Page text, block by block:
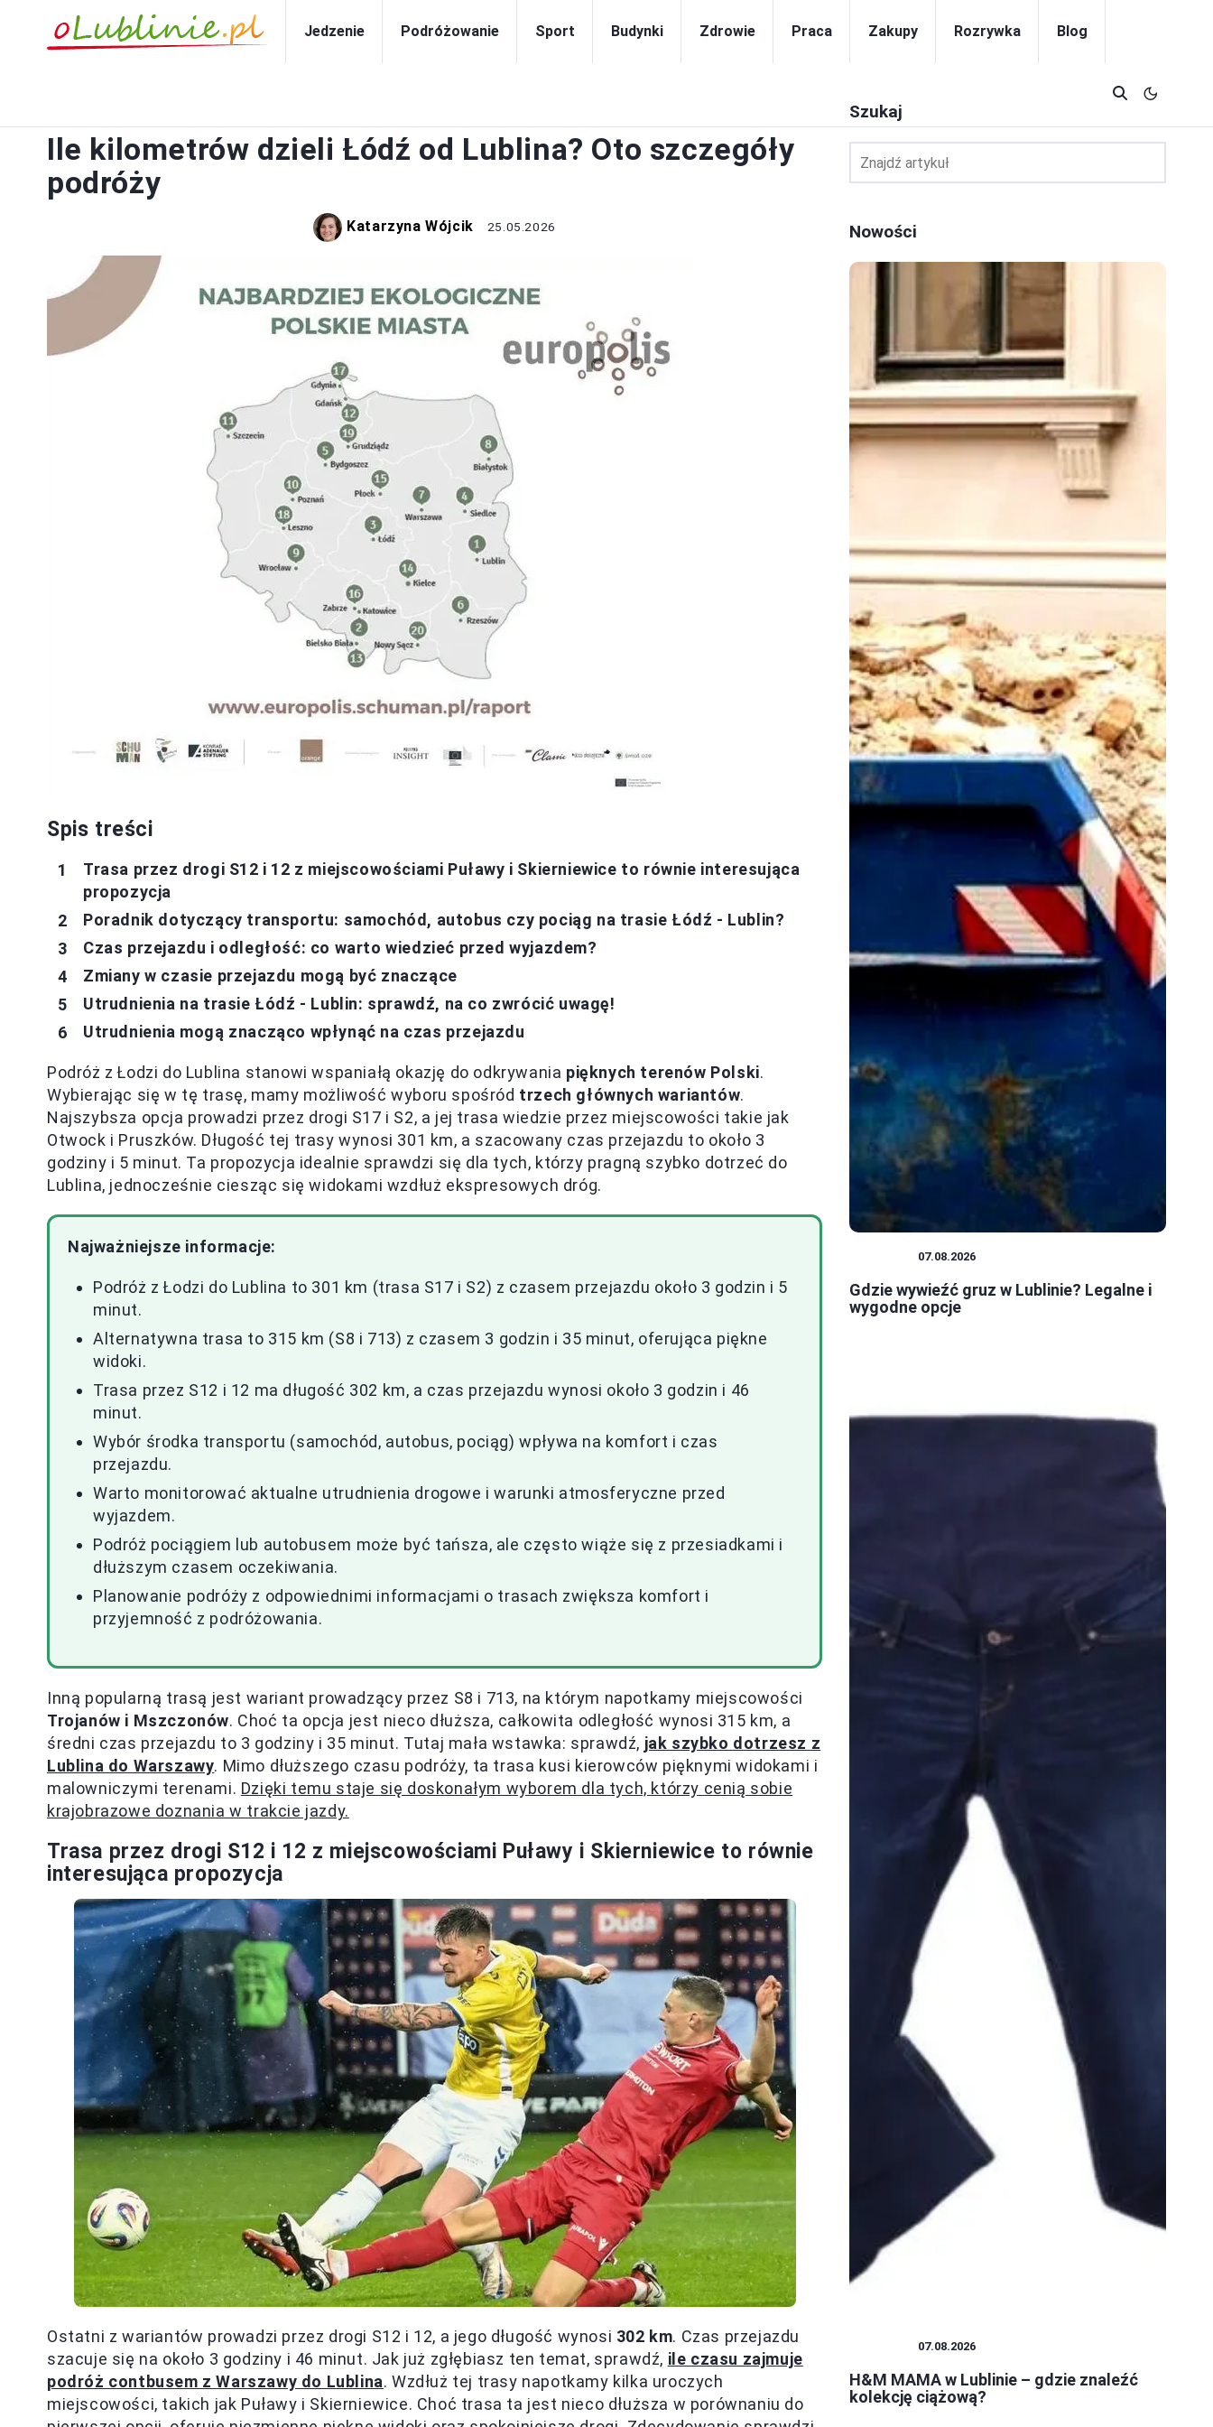
Jedzenie Podróżowanie Sport Budynki Zdrowie Praca Zakupy Rozrywka Blog
Ile kilometrów dzieli Łódź od Lublina? Oto szczegóły
podróży
Katarzyna Wójcik 25.05.2026
Spis treści
Trasa przez drogi S12 i 12 z miejscowościami Puławy i Skierniewice to równie interesująca
propozycja
Poradnik dotyczący transportu: samochód, autobus czy pociąg na trasie Łódź - Lublin?
Czas przejazdu i odległość: co warto wiedzieć przed wyjazdem?
Zmiany w czasie przejazdu mogą być znaczące
Utrudnienia na trasie Łódź - Lublin: sprawdź, na co zwrócić uwagę!
Utrudnienia mogą znacząco wpłynąć na czas przejazdu
Podróż z Łodzi do Lublina stanowi wspaniałą okazję do odkrywania pięknych terenów Polski.
Wybierając się w tę trasę, mamy możliwość wyboru spośród trzech głównych wariantów.
Najszybsza opcja prowadzi przez drogi S17 i S2, a jej trasa wiedzie przez miejscowości takie jak
Otwock i Pruszków. Długość tej trasy wynosi 301 km, a szacowany czas przejazdu to około 3
godziny i 5 minut. Ta propozycja idealnie sprawdzi się dla tych, którzy pragną szybko dotrzeć do
Lublina, jednocześnie ciesząc się widokami wzdłuż ekspresowych dróg.
Najważniejsze informacje:
Podróż z Łodzi do Lublina to 301 km (trasa S17 i S2) z czasem przejazdu około 3 godzin i 5
minut.
Alternatywna trasa to 315 km (S8 i 713) z czasem 3 godzin i 35 minut, oferująca piękne
widoki.
Trasa przez S12 i 12 ma długość 302 km, a czas przejazdu wynosi około 3 godzin i 46
minut.
Wybór środka transportu (samochód, autobus, pociąg) wpływa na komfort i czas
przejazdu.
Warto monitorować aktualne utrudnienia drogowe i warunki atmosferyczne przed
wyjazdem.
Podróż pociągiem lub autobusem może być tańsza, ale często wiąże się z przesiadkami i
dłuższym czasem oczekiwania.
Planowanie podróży z odpowiednimi informacjami o trasach zwiększa komfort i
przyjemność z podróżowania.
Inną popularną trasą jest wariant prowadzący przez S8 i 713, na którym napotkamy miejscowości
Trojanów i Mszczonów. Choć ta opcja jest nieco dłuższa, całkowita odległość wynosi 315 km, a
średni czas przejazdu to 3 godziny i 35 minut. Tutaj mała wstawka: sprawdź, jak szybko dotrzesz z
Lublina do Warszawy. Mimo dłuższego czasu podróży, ta trasa kusi kierowców pięknymi widokami i
malowniczymi terenami. Dzięki temu staje się doskonałym wyborem dla tych, którzy cenią sobie
krajobrazowe doznania w trakcie jazdy.
Trasa przez drogi S12 i 12 z miejscowościami Puławy i Skierniewice to równie
interesująca propozycja
Ostatni z wariantów prowadzi przez drogi S12 i 12, a jego długość wynosi 302 km. Czas przejazdu
szacuje się na około 3 godziny i 46 minut. Jak już zgłębiasz ten temat, sprawdź, ile czasu zajmuje
podróż contbusem z Warszawy do Lublina. Wzdłuż tej trasy napotkamy kilka uroczych
miejscowości, takich jak Puławy i Skierniewice. Choć trasa ta jest nieco dłuższa w porównaniu do
Szukaj
Nowości
07.08.2026
Gdzie wywieźć gruz w Lublinie? Legalne i
wygodne opcje
07.08.2026
H&M MAMA w Lublinie – gdzie znaleźć
kolekcję ciążową?